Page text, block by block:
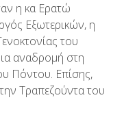
η κα Ερατώ
Εξωτερικών, η
του
αναδρομή στη
Πόντου. Επίσης,
Τραπεζούντα του